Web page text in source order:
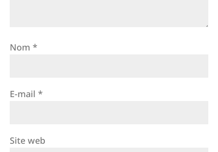
Nom *
E-mail *
Site web